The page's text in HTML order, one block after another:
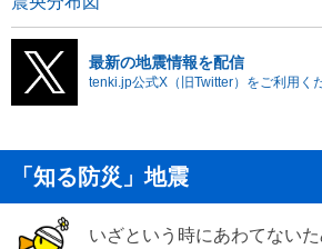
最新の地震情報を配信
tenki.jp公式X（旧Twitter）をご利用く
「知る防災」地震
いざという時にあわてないた